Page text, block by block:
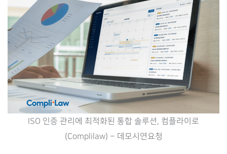
ISO 인증 관리에 최적화된 통합 솔루션, 컴플라이로
(Complilaw) – 데모시연요청